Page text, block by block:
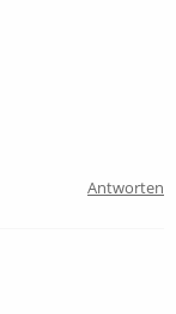
Antworten